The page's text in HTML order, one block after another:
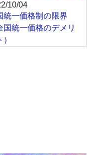
10/04
統一価格制の限界
国統一価格のデメリ